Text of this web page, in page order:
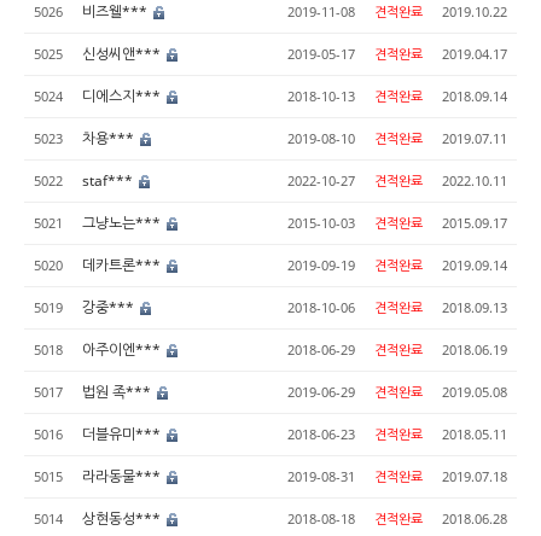
5026 비즈웰*** 2019-11-08 견적완료 2019.10.22
5025 신성씨앤*** 2019-05-17 견적완료 2019.04.17
5024 디에스지*** 2018-10-13 견적완료 2018.09.14
5023 차용*** 2019-08-10 견적완료 2019.07.11
5022 staf*** 2022-10-27 견적완료 2022.10.11
5021 그냥노는*** 2015-10-03 견적완료 2015.09.17
5020 데카트론*** 2019-09-19 견적완료 2019.09.14
5019 강중*** 2018-10-06 견적완료 2018.09.13
5018 아주이엔*** 2018-06-29 견적완료 2018.06.19
5017 법원 족*** 2019-06-29 견적완료 2019.05.08
5016 더블유미*** 2018-06-23 견적완료 2018.05.11
5015 라라동물*** 2019-08-31 견적완료 2019.07.18
5014 상현동성*** 2018-08-18 견적완료 2018.06.28